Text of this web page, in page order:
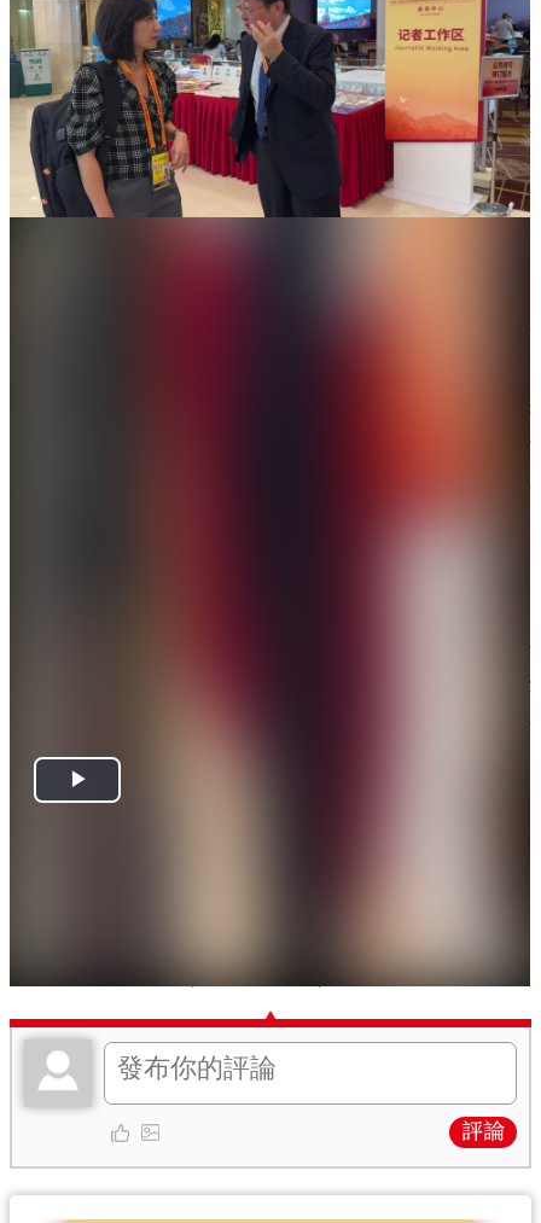
視頻，全程無剪輯、無渲染，以一種紀錄片式的自然
視角記錄她初到大陸、走訪胡同、探訪老街坊的經
歷。視頻中，她與一位年長的奶奶真誠交流，從初次
見面的拘謹，到逐漸拉近距離、被奶奶稱作「孫
女」，整個過程沒有設計、沒有濾鏡，卻意外打動了
不少觀眾。有媒體人評論道：「我帶着質疑看完，卻
被這份真情打動，甚至看了三遍。這就是紀錄片的質
作為一名從事新聞工作十年的記者，她坦言：「我一
方式接近採訪對象。記者的職責不是設計場面，而是
讓真實自己發生。」在那段21分鐘的視頻中，她與老
奶奶談家常、看老照片、分享日常，而非刻意追求
何橞瑢透露，這是她第一次來到北京，北京胡同、老
社區的日常生活令她印象深刻。採訪過程中，許多瞬
間都是偶然發生的，沒有任何預設，但正是這種偶
然，成就了最有力量的真實。「那位奶奶腿腳不便，
卻熱情邀請我們進家坐坐、聊聊天，甚至臨走時還不
九三閱兵 中天小姐姐 何橞瑢
評論